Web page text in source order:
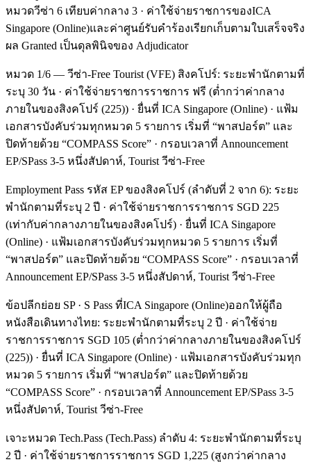
หมวดวีซ่า 6 เทียบค่ากลาง 3 · ค่าใช้จ่ายราชการของICA
Singapore (Online)และค่าศูนย์รับคำร้องเรียกเก็บตามใบเสร็จจริง
ผล Granted เป็นดุลพินิจของ Adjudicator
หมวด 1/6 — วีซ่า-Free Tourist (VFE) สิงคโปร์: ระยะพำนักตามที่
ระบุ 30 วัน · ค่าใช้จ่ายราชการราชการ ฟรี (ต่ำกว่าค่ากลาง
ภายในของสิงคโปร์ (225)) · ยื่นที่ ICA Singapore (Online) · แฟ้ม
เอกสารบังคับร่วมทุกหมวด 5 รายการ เริ่มที่ “พาสปอร์ต” และ
ปิดท้ายด้วย “COMPASS Score” · กรอบเวลาที่ Announcement
EP/SPass 3-5 หนึ่งสัปดาห์, Tourist วีซ่า-Free
Employment Pass รหัส EP ของสิงคโปร์ (ลำดับที่ 2 จาก 6): ระยะ
พำนักตามที่ระบุ 2 ปี · ค่าใช้จ่ายราชการราชการ SGD 225
(เท่ากับค่ากลางภายในของสิงคโปร์) · ยื่นที่ ICA Singapore
(Online) · แฟ้มเอกสารบังคับร่วมทุกหมวด 5 รายการ เริ่มที่
“พาสปอร์ต” และปิดท้ายด้วย “COMPASS Score” · กรอบเวลาที่
Announcement EP/SPass 3-5 หนึ่งสัปดาห์, Tourist วีซ่า-Free
ข้อปลีกย่อย SP · S Pass ที่ICA Singapore (Online)ออกให้ผู้ถือ
หนังสือเดินทางไทย: ระยะพำนักตามที่ระบุ 2 ปี · ค่าใช้จ่าย
ราชการราชการ SGD 105 (ต่ำกว่าค่ากลางภายในของสิงคโปร์
(225)) · ยื่นที่ ICA Singapore (Online) · แฟ้มเอกสารบังคับร่วมทุก
หมวด 5 รายการ เริ่มที่ “พาสปอร์ต” และปิดท้ายด้วย
“COMPASS Score” · กรอบเวลาที่ Announcement EP/SPass 3-5
หนึ่งสัปดาห์, Tourist วีซ่า-Free
เจาะหมวด Tech.Pass (Tech.Pass) ลำดับ 4: ระยะพำนักตามที่ระบุ
2 ปี · ค่าใช้จ่ายราชการราชการ SGD 1,225 (สูงกว่าค่ากลาง